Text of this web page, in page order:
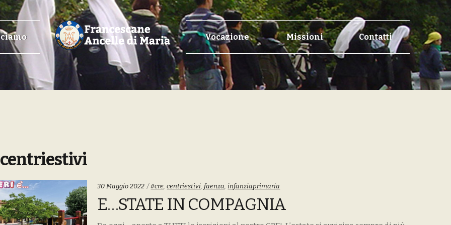
Vocazione Missioni Contatti
centriestivi
30 Maggio 2022 Tags:
#cre,centriestivi,faenza,infanziaprimaria
E…STATE IN COMPAGNIA